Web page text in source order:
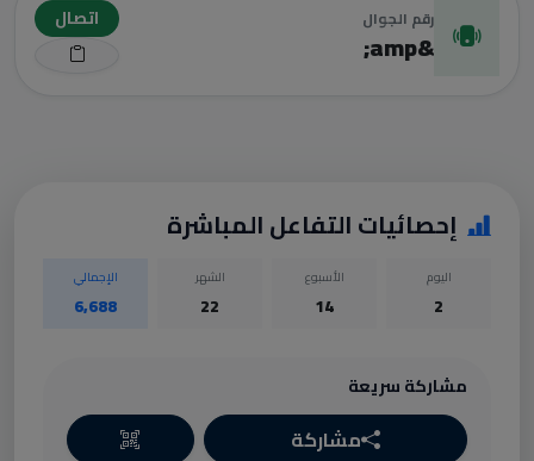
رقم الجوال
&amp;
اتصال
إحصائيات التفاعل المباشرة
اليوم
2
الأسبوع
14
الشهر
22
الإجمالي
6,688
مشاركة سريعة
مشاركة